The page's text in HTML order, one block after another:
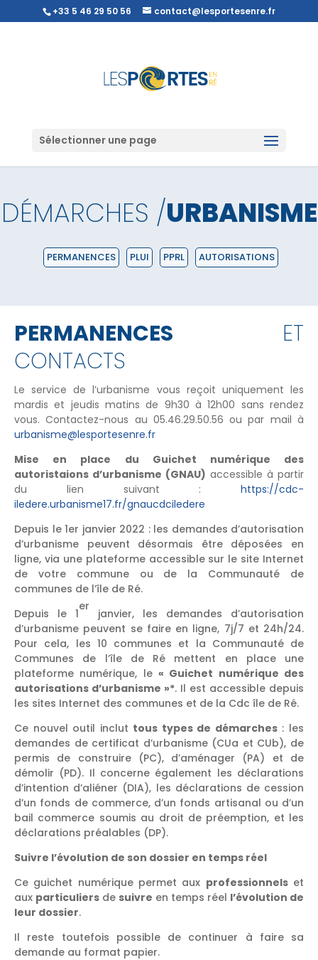
+33 5 46 29 50 56 contact@lesportesenre.fr
Sélectionner une page
DÉMARCHES /URBANISME
PERMANENCES PLUI PPRL AUTORISATIONS
PERMANENCES ET
CONTACTS
Le service de l’urbanisme vous reçoit uniquement les
mardis et jeudis matins de 9h30 à 12h00 sans rendez
vous. Contactez-nous au 05.46.29.50.56 ou par mail à
urbanisme@lesportesenre.fr
Mise en place du Guichet numérique des
autoristaions d’urbanisme (GNAU) accessible à partir
du lien suivant : https://cdc-
iledere.urbanisme17.fr/gnaucdciledere
Depuis le 1er janvier 2022 : les demandes d’autorisation
d’urbanisme peuvent désormais être déposées en
ligne, via une plateforme accessible sur le site Internet
de votre commune ou de la Communauté de
communes de l’île de Ré.
Depuis le 1
er
janvier, les demandes d’autorisation
d’urbanisme peuvent se faire en ligne, 7j/7 et 24h/24.
Pour cela, les 10 communes et la Communauté de
Communes de l’île de Ré mettent en place une
plateforme numérique, le « Guichet numérique des
autorisations d’urbanisme »*. Il est accessible depuis
les sites Internet des communes et de la Cdc île de Ré.
Ce nouvel outil inclut tous types de démarches: les
demandes de certificat d’urbanisme (CUa et CUb), de
permis de construire (PC), d’aménager (PA) et de
démolir (PD). Il concerne également les déclarations
d’intention d’aliéner (DIA), les déclarations de cession
d’un fonds de commerce, d’un fonds artisanal ou d’un
bail commerce soumis au droit de préemption, et les
déclarations préalables (DP).
Suivre l’évolution de son dossier en temps réel
Ce guichet numérique permet aux professionnelset
aux particuliers de suivre en temps réel l’évolution de
leur dossier.
Il reste toutefois possible de continuer à faire sa
demande au format papier.